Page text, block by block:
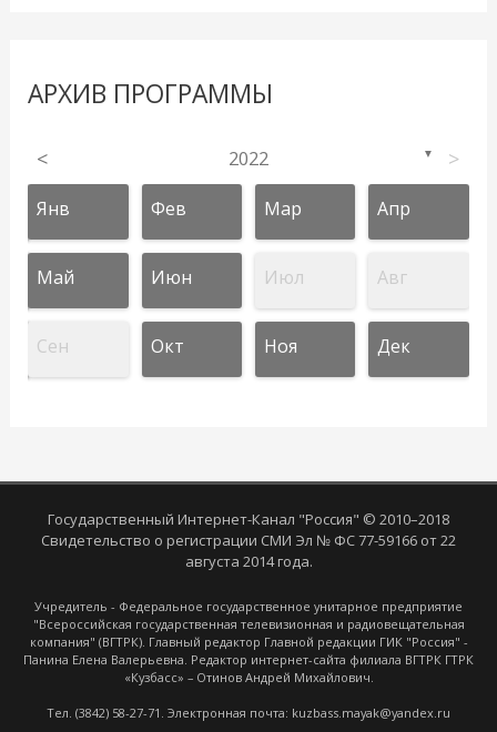
АРХИВ ПРОГРАММЫ
< 2022 ▼ >
Янв Фев Мар Апр
Май Июн Июл Авг
Сен Окт Ноя Дек
Государственный Интернет-Канал "Россия" © 2010–2018
Свидетельство о регистрации СМИ Эл № ФС 77-59166 от 22
августа 2014 года.
Учредитель - Федеральное государственное унитарное предприятие
"Всероссийская государственная телевизионная и радиовещательная
компания" (ВГТРК). Главный редактор Главной редакции ГИК "Россия" -
Панина Елена Валерьевна. Редактор интернет-сайта филиала ВГТРК ГТРК
«Кузбасс» – Отинов Андрей Михайлович.
Тел. (3842) 58-27-71. Электронная почта: kuzbass.mayak@yandex.ru